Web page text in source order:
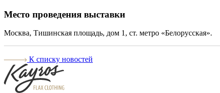
Место проведения выставки
Москва, Тишинская площадь, дом 1, ст. метро «Белорусская».
К списку новостей